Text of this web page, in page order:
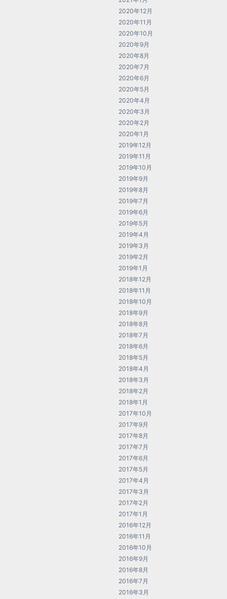
2020年12月
2020年11月
2020年10月
2020年9月
2020年8月
2020年7月
2020年6月
2020年5月
2020年4月
2020年3月
2020年2月
2020年1月
2019年12月
2019年11月
2019年10月
2019年9月
2019年8月
2019年7月
2019年6月
2019年5月
2019年4月
2019年3月
2019年2月
2019年1月
2018年12月
2018年11月
2018年10月
2018年9月
2018年8月
2018年7月
2018年6月
2018年5月
2018年4月
2018年3月
2018年2月
2018年1月
2017年10月
2017年9月
2017年8月
2017年7月
2017年6月
2017年5月
2017年4月
2017年3月
2017年2月
2017年1月
2016年12月
2016年11月
2016年10月
2016年9月
2016年8月
2016年7月
2016年3月